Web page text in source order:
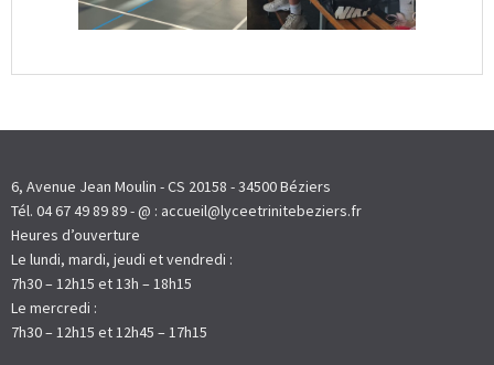
6, Avenue Jean Moulin - CS 20158 - 34500 Béziers
Tél. 04 67 49 89 89 - @ : accueil@lyceetrinitebeziers.fr
Heures d’ouverture
Le lundi, mardi, jeudi et vendredi :
7h30 – 12h15 et 13h – 18h15
Le mercredi :
7h30 – 12h15 et 12h45 – 17h15